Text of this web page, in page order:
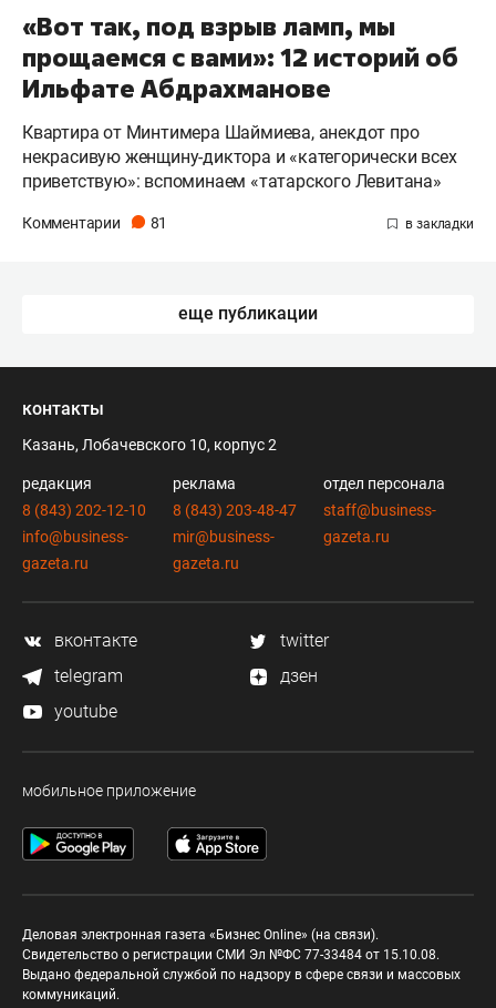
«Вот так, под взрыв ламп, мы
прощаемся с вами»: 12 историй об
Ильфате Абдрахманове
Квартира от Минтимера Шаймиева, анекдот про
некрасивую женщину-диктора и «категорически всех
приветствую»: вспоминаем «татарского Левитана»
Комментарии 81
еще публикации
контакты
Казань, Лобачевского 10, корпус 2
редакция
8 (843) 202-12-10
info@business-
gazeta.ru
реклама
8 (843) 203-48-47
mir@business-
gazeta.ru
отдел персонала
staff@business-
gazeta.ru
вконтакте
twitter
telegram
дзен
youtube
мобильное приложение
Деловая электронная газета «Бизнес Online» (на связи).
Свидетельство о регистрации СМИ Эл №ФС 77-33484 от 15.10.08.
Выдано федеральной службой по надзору в сфере связи и массовых
коммуникаций.